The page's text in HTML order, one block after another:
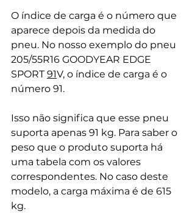
O índice de carga é o número que
aparece depois da medida do
pneu. No nosso exemplo do pneu
205/55R16 GOODYEAR EDGE
SPORT 91V, o índice de carga é o
número 91.
Isso não significa que esse pneu
suporta apenas 91 kg. Para saber o
peso que o produto suporta há
uma tabela com os valores
correspondentes. No caso deste
modelo, a carga máxima é de 615
kg.